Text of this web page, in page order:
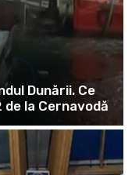
Dunării. Ce
la Cernavodă